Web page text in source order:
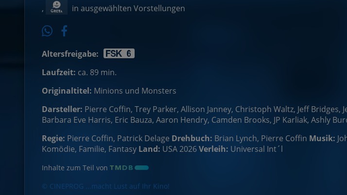
, in ausgewählten Vorstellungen
Altersfreigabe:
Laufzeit: ca. 89 min.
Originaltitel: Minions und Monsters
Darsteller: Pierre Coffin, Trey Parker, Allison Janney, Christoph Waltz, Jeff
Barbara Eve Harris, Eric Bauza, Aaron Hendry, Camden Brooks, JP Karliak, Ashly
Regie: Pierre Coffin, Patrick Delage Drehbuch: Brian Lynch, Pierre Coffin Musik:
Komödie, Familie, Fantasy Land: USA 2026Verleih: Universal Int´l
Inhalte zum Teil von
© CINEPROG ...macht Lust auf Ihr Kino!